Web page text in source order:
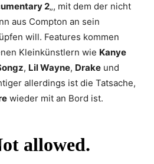
2„, mit dem der nicht
aus Compton an sein
will. Features kommen
Kleinkünstlern wie Kanye
, Lil Wayne, Drake und
allerdings ist die Tatsache,
wieder mit an Bord ist.